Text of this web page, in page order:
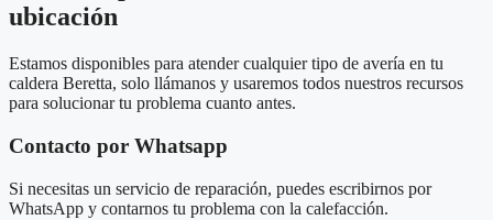
ubicación
Estamos disponibles para atender cualquier tipo de avería en tu
caldera Beretta, solo llámanos y usaremos todos nuestros recursos
para solucionar tu problema cuanto antes.
Contacto por Whatsapp
Si necesitas un servicio de reparación, puedes escribirnos por
WhatsApp y contarnos tu problema con la calefacción.